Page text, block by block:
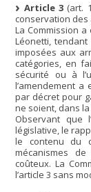
Article 3 (art.
conservation des
La Commission a
Léonetti,
imposées aux
catégories, en
sécurité ou à
l’amendement
par décret pour
ne soient, dans
Observant que
législative, le
le contenu du
mécanismes
coûteux. La
l’article 3 sans